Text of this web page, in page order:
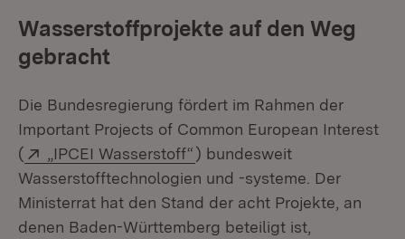
Wasserstoffprojekte auf den Weg
gebracht
Die Bundesregierung fördert im Rahmen der
Important Projects of Common European Interest
(
Extern:
„IPCEI Wasserstoff“(Öffnet in neuem Fenster)
) bundesweit
Wasserstofftechnologien und -systeme. Der
Ministerrat hat den Stand der acht Projekte, an
denen Baden-Württemberg beteiligt ist,